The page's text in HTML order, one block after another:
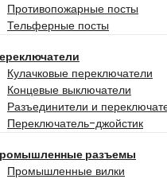
Противопожарные посты
Тельферные посты
Кулачковые переключатели
Концевые выключатели
Разъединители и
Переключатель-джойстик
разъемы
Промышленные вилки